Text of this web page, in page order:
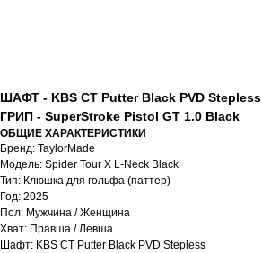
ШАФТ - KBS CT Putter Black PVD Stepless
ГРИП - SuperStroke Pistol GT 1.0 Black
ОБЩИЕ ХАРАКТЕРИСТИКИ
Бренд: TaylorMade
Модель: Spider Tour X L-Neck Black
Тип: Клюшка для гольфа (паттер)
Год: 2025
Пол: Мужчина / Женщина
Хват: Правша / Левша
Шафт: KBS CT Putter Black PVD Stepless